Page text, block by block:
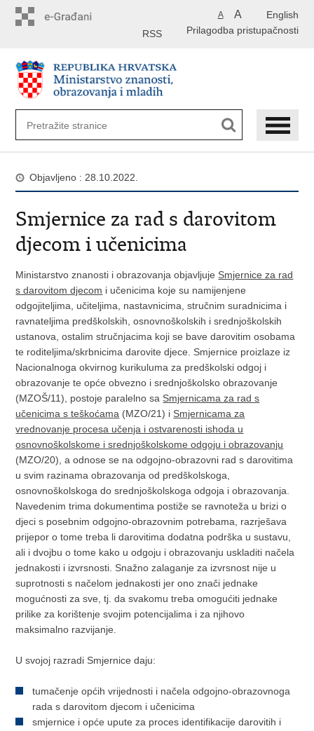
English
A A
Prilagodba pristupačnosti
RSS
Objavljeno : 28.10.2022.
Smjernice za rad s darovitom
djecom i učenicima
Ministarstvo znanosti i obrazovanja objavljuje Smjernice za rad
s darovitom djecom i učenicima koje su namijenjene
odgojiteljima, učiteljima, nastavnicima, stručnim suradnicima i
ravnateljima predškolskih, osnovnoškolskih i srednjoškolskih
ustanova, ostalim stručnjacima koji se bave darovitim osobama
te roditeljima/skrbnicima darovite djece. Smjernice proizlaze iz
Nacionalnoga okvirnog kurikuluma za predškolski odgoj i
obrazovanje te opće obvezno i srednjoškolsko obrazovanje
(MZOŠ/11), postoje paralelno sa Smjernicama za rad s
učenicima s teškoćama (MZO/21) i Smjernicama za
vrednovanje procesa učenja i ostvarenosti ishoda u
osnovnoškolskome i srednjoškolskome odgoju i obrazovanju
(MZO/20), a odnose se na odgojno-obrazovni rad s darovitima
u svim razinama obrazovanja od predškolskoga,
osnovnoškolskoga do srednjoškolskoga odgoja i obrazovanja.
Navedenim trima dokumentima postiže se ravnoteža u brizi o
djeci s posebnim odgojno-obrazovnim potrebama, razrješava
prijepor o tome treba li darovitima dodatna podrška u sustavu,
ali i dvojbu o tome kako u odgoju i obrazovanju uskladiti načela
jednakosti i izvrsnosti. Snažno zalaganje za izvrsnost nije u
suprotnosti s načelom jednakosti jer ono znači jednake
mogućnosti za sve, tj. da svakomu treba omogućiti jednake
prilike za korištenje svojim potencijalima i za njihovo
maksimalno razvijanje.
U svojoj razradi Smjernice daju:
tumačenje općih vrijednosti i načela odgojno-obrazovnoga
rada s darovitom djecom i učenicima
smjernice i opće upute za proces identifikacije darovitih i